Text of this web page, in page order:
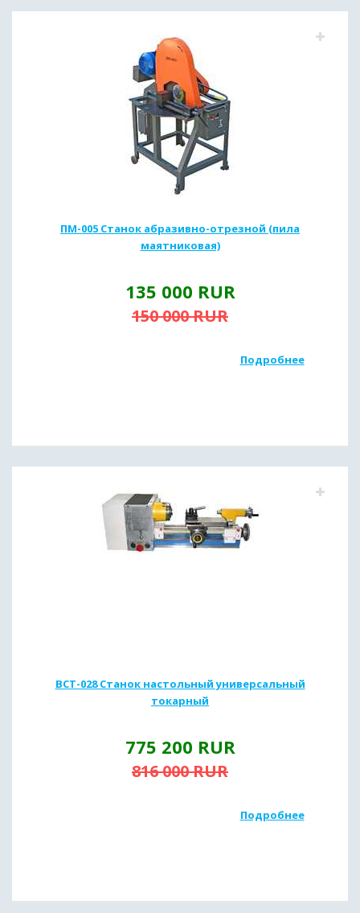
ПМ-005 Станок абразивно-отрезной (пила
маятниковая)
135 000 RUR
150 000RUR
Подробнее
ВСТ-028 Станок настольный универсальный
токарный
775 200 RUR
816 000RUR
Подробнее